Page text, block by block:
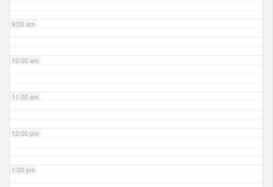
9:00 am
10:00 am
11:00 am
12:00 pm
1:00 pm